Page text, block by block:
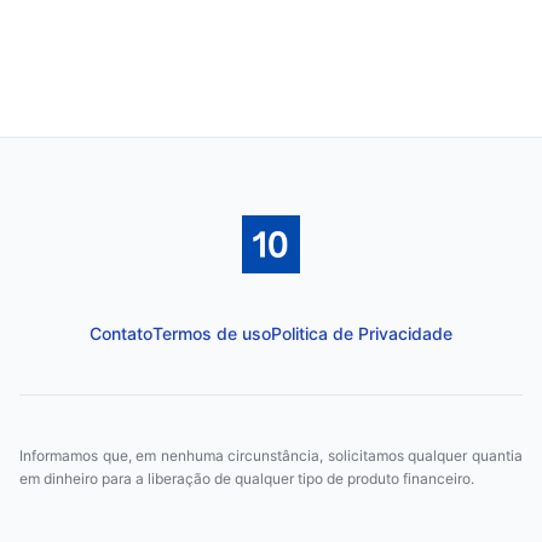
ContatoTermos de usoPolitica de Privacidade
Informamos que, em nenhuma circunstância, solicitamos qualquer quantia
em dinheiro para a liberação de qualquer tipo de produto financeiro.